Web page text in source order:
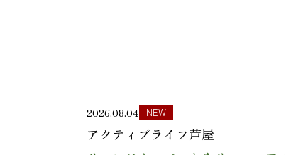
2026.08.04 NEW
アクティブライフ芦屋